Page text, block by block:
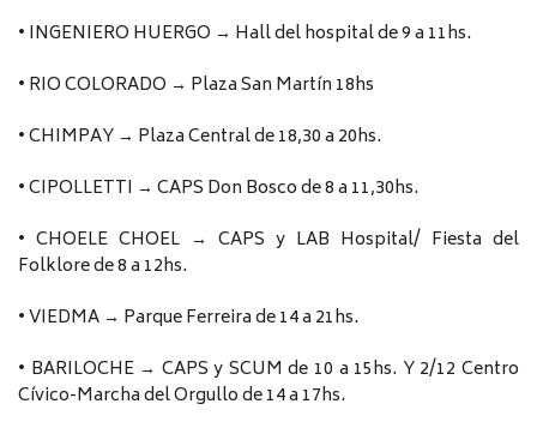
• INGENIERO HUERGO → Hall del hospital de 9 a 11hs.
• RIO COLORADO → Plaza San Martín 18hs
• CHIMPAY → Plaza Central de 18,30 a 20hs.
• CIPOLLETTI → CAPS Don Bosco de 8 a 11,30hs.
• CHOELE CHOEL → CAPS y LAB Hospital/ Fiesta del
Folklore de 8 a 12hs.
• VIEDMA → Parque Ferreira de 14 a 21hs.
• BARILOCHE → CAPS y SCUM de 10 a 15hs. Y 2/12 Centro
Cívico-Marcha del Orgullo de 14 a 17hs.